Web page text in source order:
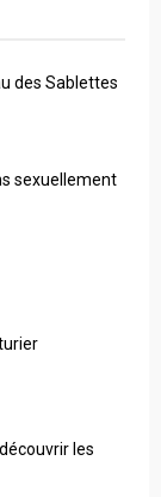
des Sablettes
sexuellement
les